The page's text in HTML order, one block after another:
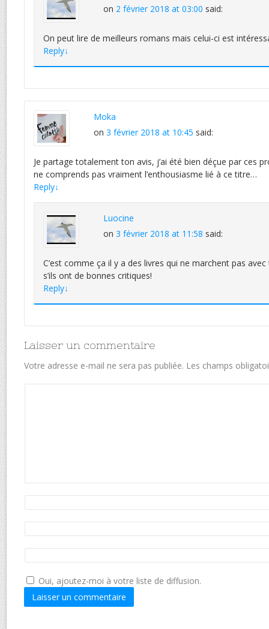
on 2 février 2018 at 03:00 said:
On peut lire de meilleurs romans mais celui-ci est
Reply↓
Moka
on 3 février 2018 at 10:45 said:
Je partage totalement ton avis, j’ai été bien déçue par ces
ne comprends pas vraiment l’enthousiasme lié à ce titre…
Reply↓
Luocine
on 3 février 2018 at 11:58 said:
C’est comme ça il y a des livres qui ne marchent pas
s’ils ont de bonnes critiques!
Reply↓
Laisser un commentaire
Votre adresse e-mail ne sera pas publiée. Les champs
Oui, ajoutez-moi à votre liste de diffusion.